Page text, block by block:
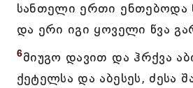
სანთელი ერთი ენთებოდა
და ერი იგი ყოველი წვა
6მიუგო დავით და ჰრქვა
ქეტელსა და აბესეს, ძესა